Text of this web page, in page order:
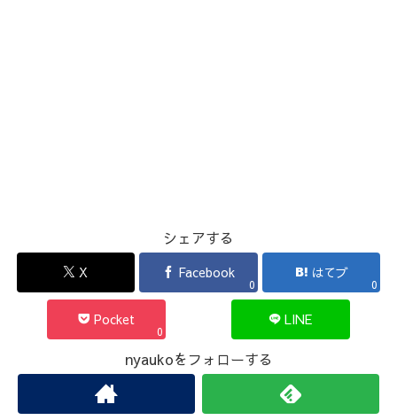
シェアする
X Facebook
0
はてブ
0
Pocket
0
LINE
nyaukoをフォローする